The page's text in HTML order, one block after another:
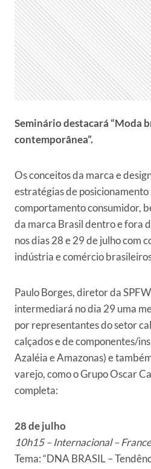
Seminário destacará “Moda
contemporânea”.
Os conceitos da marca e
estratégias de posicionamento
comportamento consumidor,
da marca Brasil dentro e fora
nos dias 28 e 29 de julho com
indústria e comércio
Paulo Borges, diretor da
intermediará no dia 29 uma
por representantes do setor
calçados e de componentes/
Azaléia e Amazonas) e
varejo, como o Grupo Oscar
completa:
28 de julho
10h15 – Internacional –
Tema: “DNA BRASIL –